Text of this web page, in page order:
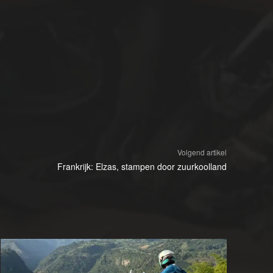
Volgend artikel
Frankrijk: Elzas, stampen door zuurkoolland